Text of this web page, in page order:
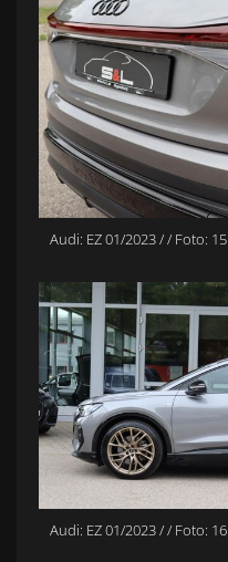
Audi: EZ 01/2023 / / Foto: 15
Audi: EZ 01/2023 / / Foto: 16